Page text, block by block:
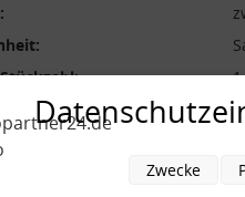
1
Zwecke